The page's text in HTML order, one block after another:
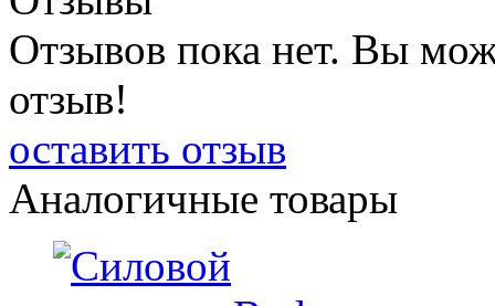
Отзывов пока нет. Вы
отзыв!
оставить отзыв
Аналогичные товары